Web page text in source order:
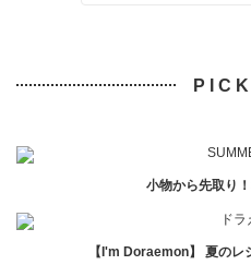
小物から先取り
【I'm Doraemon】 夏のレ